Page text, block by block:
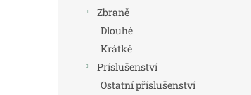
Zbraně
Dlouhé
Krátké
Príslušenství
Ostatní příslušenství